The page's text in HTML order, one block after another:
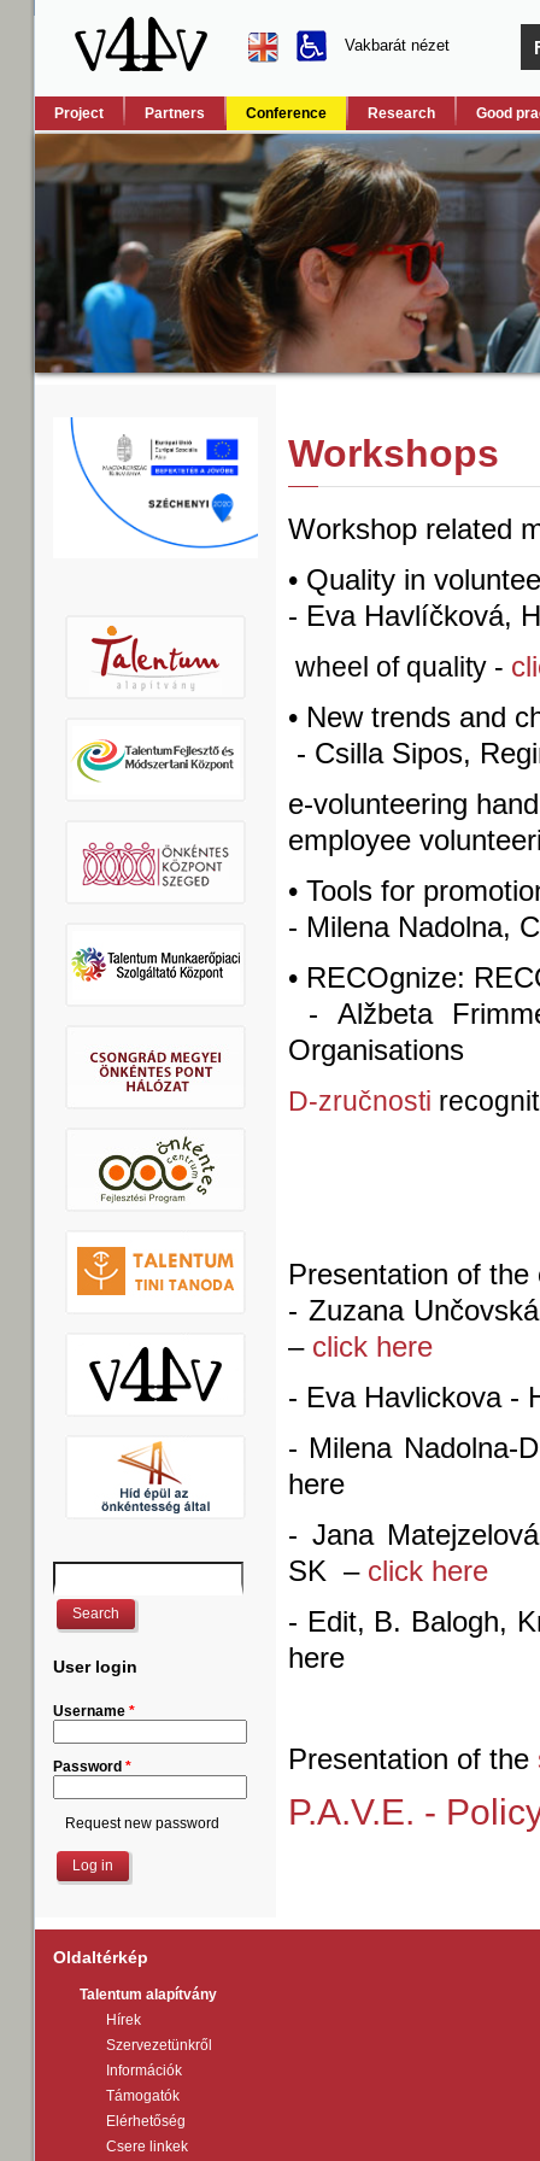
Vakbarát nézet
Project Partners Conference Research Good
Search form
User login
Username *
Password *
Request new password
Workshops
Workshop related
• Quality in
- Eva Havlíčková,
wheel of quality -
• New trends and
- Csilla Sipos,
e-volunteering
employee
• Tools for
- Milena Nadolna,
• RECOgnize:
- Alžbeta
Organisations
D-zručnosti
Presentation of the
- Zuzana
– click here
- Eva Havlickova -
- Milena Nadolna-
here
- Jana
SK – click here
- Edit, B. Balogh,
here
Presentation of the
P.A.V.E. -
Oldaltérkép
Talentum alapítvány
Hírek
Szervezetünkről
Információk
Támogatók
Elérhetőség
Csere linkek